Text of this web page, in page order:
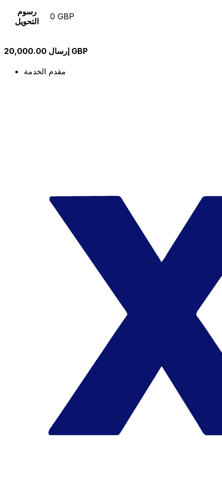
رسوم
التحويل
0 GBP
إرسال 20,000.00 GBP
مقدم الخدمة